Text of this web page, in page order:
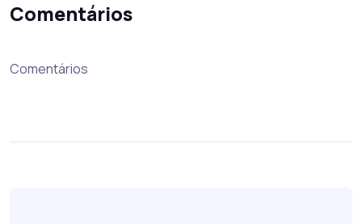
Comentários
Comentários